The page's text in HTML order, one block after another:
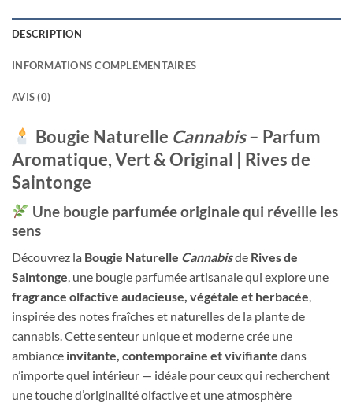
DESCRIPTION
INFORMATIONS COMPLÉMENTAIRES
AVIS (0)
Bougie Naturelle Cannabis– Parfum
Aromatique, Vert & Original | Rives de
Saintonge
Une bougie parfumée originale qui réveille les
sens
Découvrez la Bougie Naturelle Cannabisde Rives de
Saintonge, une bougie parfumée artisanale qui explore une
fragrance olfactive audacieuse, végétale et herbacée,
inspirée des notes fraîches et naturelles de la plante de
cannabis. Cette senteur unique et moderne crée une
ambiance invitante, contemporaine et vivifiante dans
n’importe quel intérieur — idéale pour ceux qui recherchent
une touche d’originalité olfactive et une atmosphère